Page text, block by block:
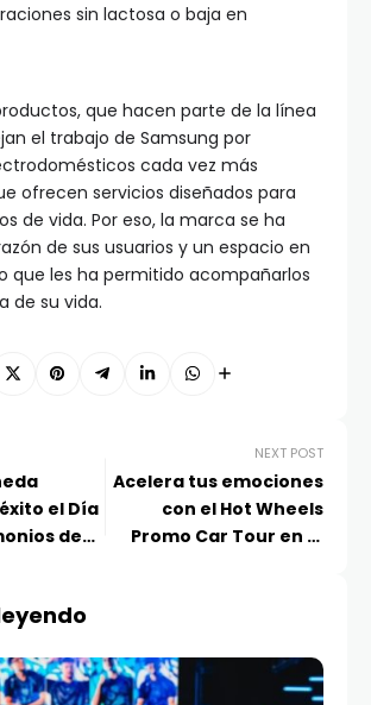
sin lactosa o baja en
que hacen parte de la línea
el trabajo de Samsung por
cada vez más
ofrecen servicios diseñados para
de vida. Por eso, la marca se ha
de sus usuarios y un espacio en
que les ha permitido acompañarlos
de su vida.
el Día
de
NEXT POST
Acelera tus emociones
con el Hot Wheels
Promo Car Tour en la